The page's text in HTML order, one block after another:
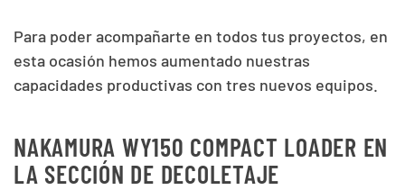
Para poder acompañarte en todos tus proyectos, en
esta ocasión hemos aumentado nuestras
capacidades productivas con tres nuevos equipos.
NAKAMURA WY150 COMPACT LOADER EN
LA SECCIÓN DE DECOLETAJE